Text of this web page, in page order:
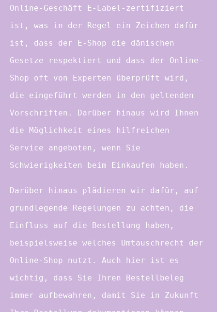
Online-Geschäft E-Label-zertifiziert
ist, was in der Regel ein Zeichen dafür
ist, dass der E-Shop die dänischen
Gesetze respektiert und dass der Online-
Shop oft von Experten überprüft wird,
die eingeführt werden in den geltenden
Vorschriften. Darüber hinaus wird Ihnen
die Möglichkeit eines hilfreichen
Service angeboten, wenn Sie
Schwierigkeiten beim Einkaufen haben.
Darüber hinaus plädieren wir dafür, auf
grundlegende Regelungen zu achten, die
Einfluss auf die Bestellung haben,
beispielsweise welches Umtauschrecht der
Online-Shop nutzt. Auch hier ist es
wichtig, dass Sie Ihren Bestellbeleg
immer aufbewahren, damit Sie in Zukunft